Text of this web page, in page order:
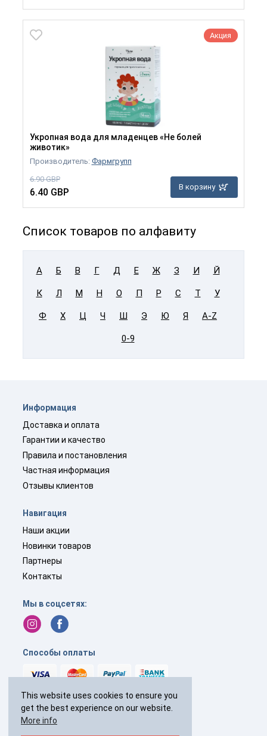
This website uses cookies to ensure you
get the best experience on our website.
More info
Акция
Укропная вода для младенцев «Не болей
животик»
Производитель: Фармгрупп
6.90 GBP
6.40 GBP В корзину
Список товаров по алфавиту
А Б В Г Д Е Ж З И Й
К Л М Н О П Р С Т У
Ф Х Ц Ч Ш Э Ю Я A-Z
0-9
Информация
Доставка и оплата
Гарантии и качество
Правила и постановления
Частная информация
Отзывы клиентов
Навигация
Наши акции
Новинки товаров
Партнеры
Контакты
Мы в соцсетях:
Способы оплаты
+44(0) 238 040 7287
с 9:00 до 19:00 без выходных